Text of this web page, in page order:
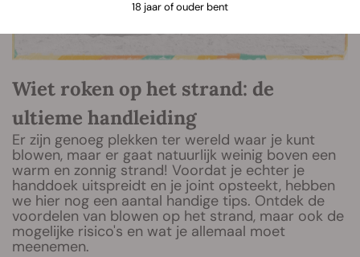
Wiet roken op het strand: de
ultieme handleiding
Er zijn genoeg plekken ter wereld waar je kunt
blowen, maar er gaat natuurlijk weinig boven een
warm en zonnig strand! Voordat je echter je
handdoek uitspreidt en je joint opsteekt, hebben
we hier nog een aantal handige tips. Ontdek de
voordelen van blowen op het strand, maar ook de
mogelijke risico's en wat je allemaal moet
meenemen.
18 jaar of ouder bent